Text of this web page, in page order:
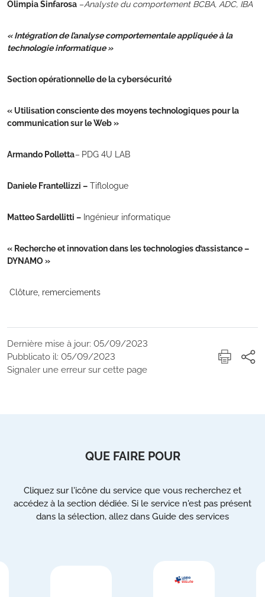
Olimpia Sinfarosa –Analyste du comportement BCBA, ADC, IBA
« Intégration de l’analyse comportementale appliquée à la
technologie informatique »
Section opérationnelle de la cybersécurité
« Utilisation consciente des moyens technologiques pour la
communication sur le Web »
Armando Polletta– PDG 4U LAB
Daniele Frantellizzi – Tiflologue
Matteo Sardellitti – Ingénieur informatique
« Recherche et innovation dans les technologies d’assistance –
DYNAMO »
Clôture, remerciements
Dernière mise à jour: 05/09/2023
Pubblicato il: 05/09/2023
Signaler une erreur sur cette page
QUE FAIRE POUR
Cliquez sur l'icône du service que vous recherchez et
accédez à la section dédiée. Si le service n'est pas présent
dans la sélection, allez dans Guide des services